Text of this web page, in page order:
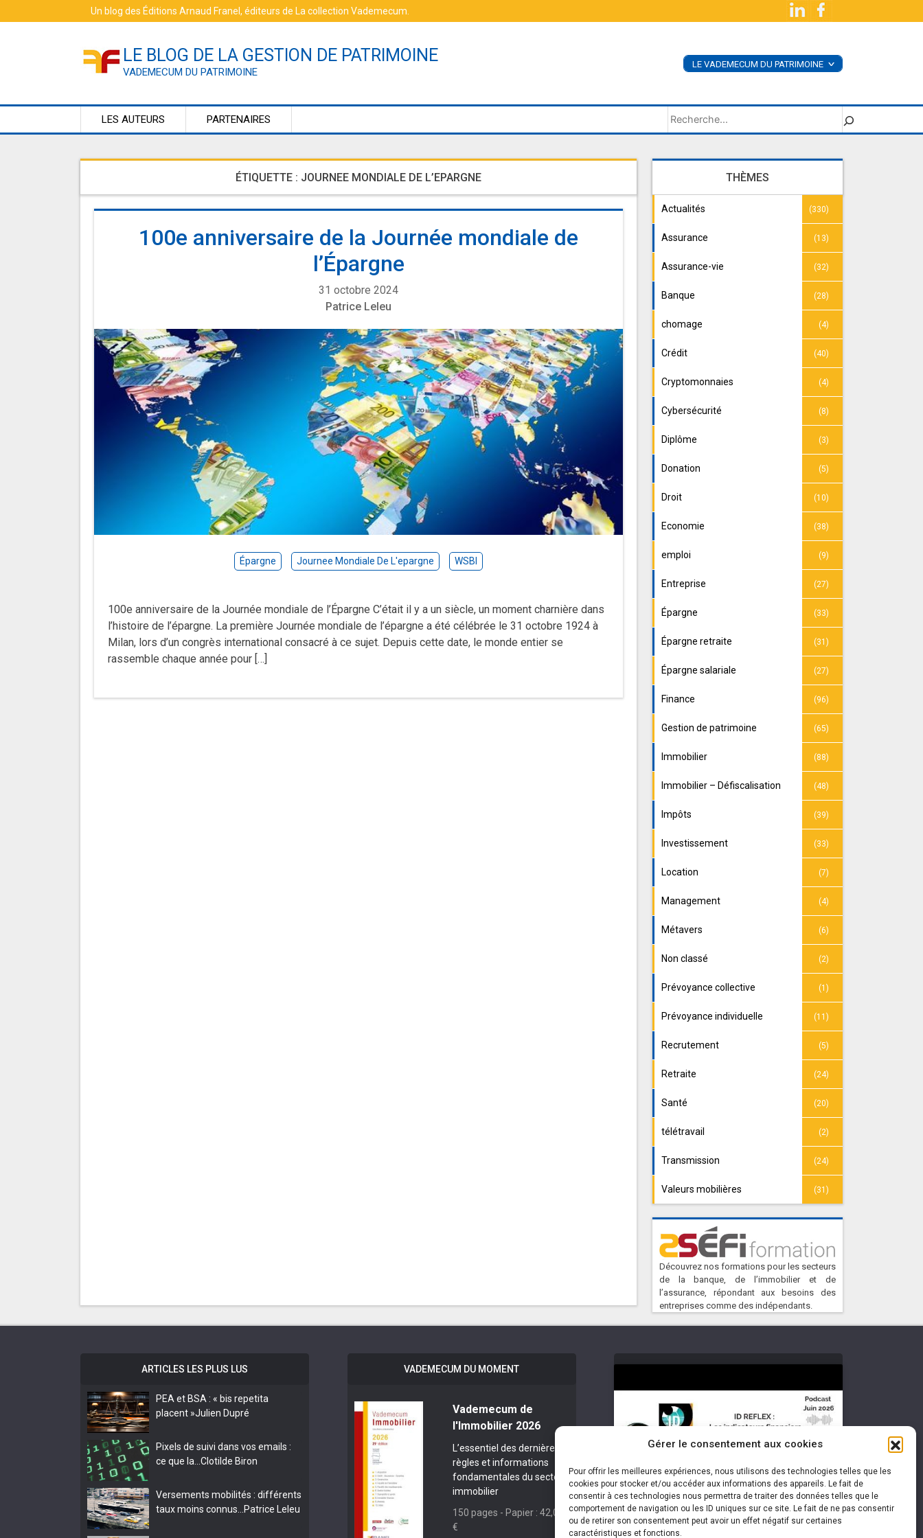
Gérer le consentement aux cookies
Pour offrir les meilleures expériences, nous utilisons des technologies telles que les
cookies pour stocker et/ou accéder aux informations des appareils. Le fait de
consentir à ces technologies nous permettra de traiter des données telles que le
comportement de navigation ou les ID uniques sur ce site. Le fait de ne pas consentir
ou de retirer son consentement peut avoir un effet négatif sur certaines
caractéristiques et fonctions.
to
Un blog des Éditions Arnaud Franel, éditeurs de La collection Vademecum
LE BLOG DE LA GESTION DE PATRIMOINE
VADEMECUM DU PATRIMOINE
LE VADEMECUM DU PATRIMOINE <
LES AUTEURS PARTENAIRES Rechercher
ÉTIQUETTE : JOURNEE MONDIALE DE L’EPARGNE
100e anniversaire de la Journée mondiale de
l’Épargne
31 octobre 2024
Patrice Leleu
Épargne Journee Mondiale De L'epargne WSBI
100e anniversaire de la Journée mondiale de l’Épargne C’était il y a un siècle, un moment charnière dans
l’histoire de l’épargne. La première Journée mondiale de l’épargne a été célébrée le 31 octobre 1924 à
Milan, lors d’un congrès international consacré à ce sujet. Depuis cette date, le monde entier se
rassemble chaque année pour […]
THÈMES
Actualités (330)
Assurance (13)
Assurance-vie (32)
Banque (28)
chomage (4)
Crédit (40)
Cryptomonnaies (4)
Cybersécurité (8)
Diplôme (3)
Donation (5)
Droit (10)
Economie (38)
emploi (9)
Entreprise (27)
Épargne (33)
Épargne retraite (31)
Épargne salariale (27)
Finance (96)
Gestion de patrimoine (65)
Immobilier (88)
Immobilier – Défiscalisation (48)
Impôts (39)
Investissement (33)
Location (7)
Management (4)
Métavers (6)
Non classé (2)
Prévoyance collective (1)
Prévoyance individuelle (11)
Recrutement (5)
Retraite (24)
Santé (20)
télétravail (2)
Transmission (24)
Valeurs mobilières (31)
Découvrez nos formations pour les secteurs
de la banque, de l’immobilier et de
l’assurance, répondant aux besoins des
entreprises comme des indépendants.
ARTICLES LES PLUS LUS
PEA et BSA : « bis repetita
placent »Julien Dupré
Pixels de suivi dans vos emails :
ce que la… Clotilde Biron
Versements mobilités : différents
taux moins connus…
Patrice Leleu
VADEMECUM DU MOMENT
Vademecum de
l'Immobilier 2026
L’essentiel des dernières
règles et informations
fondamentales du secteur
immobilier
150 pages - Papier : 42,00
€
Cliquez pour accepter les cookies